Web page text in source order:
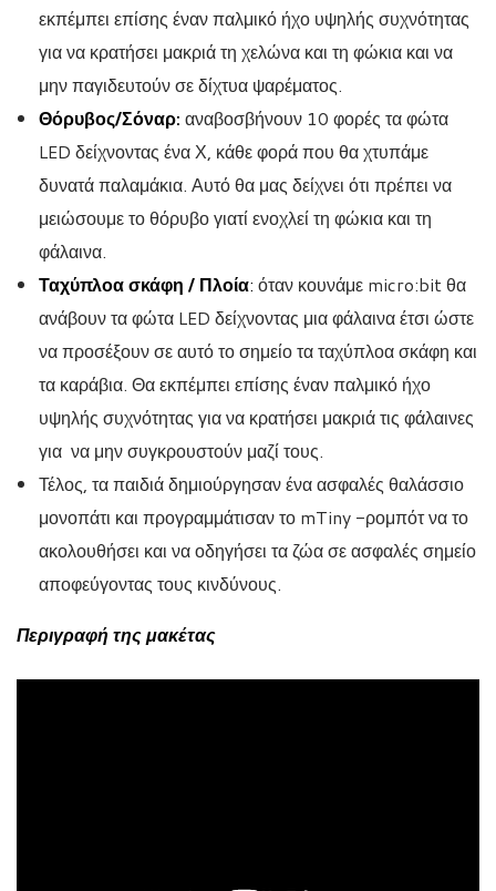
εκπέμπει επίσης έναν παλμικό ήχο υψηλής συχνότητας
για να κρατήσει μακριά τη χελώνα και τη φώκια και να
μην παγιδευτούν σε δίχτυα ψαρέματος.
Θόρυβος/Σόναρ: αναβοσβήνουν 10 φορές τα φώτα
LED δείχνοντας ένα Χ, κάθε φορά που θα χτυπάμε
δυνατά παλαμάκια. Αυτό θα μας δείχνει ότι πρέπει να
μειώσουμε το θόρυβο γιατί ενοχλεί τη φώκια και τη
φάλαινα.
Ταχύπλοα σκάφη / Πλοία: όταν κουνάμε micro:bit θα
ανάβουν τα φώτα LED δείχνοντας μια φάλαινα έτσι ώστε
να προσέξουν σε αυτό το σημείο τα ταχύπλοα σκάφη και
τα καράβια. Θα εκπέμπει επίσης έναν παλμικό ήχο
υψηλής συχνότητας για να κρατήσει μακριά τις φάλαινες
για να μην συγκρουστούν μαζί τους.
Τέλος, τα παιδιά δημιούργησαν ένα ασφαλές θαλάσσιο
μονοπάτι και προγραμμάτισαν το mTiny -ρομπότ να το
ακολουθήσει και να οδηγήσει τα ζώα σε ασφαλές σημείο
αποφεύγοντας τους κινδύνους.
Περιγραφή της μακέτας